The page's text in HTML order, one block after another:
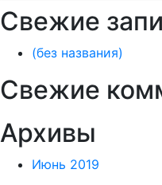
Свежие
(без названия)
Свежие
Архивы
Июнь 2019